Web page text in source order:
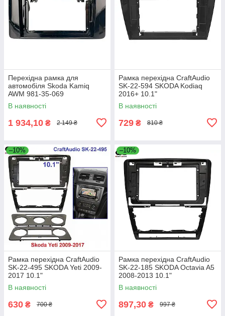
Перехідна рамка для
автомобіля Skoda Kamiq
AWM 981-35-069
В наявності
1 934,10 ₴ 2 149 ₴
Рамка перехідна CraftAudio
SK-22-594 SKODA Kodiaq
2016+ 10.1"
В наявності
729 ₴ 810 ₴
–10%
Рамка перехідна CraftAudio
SK-22-495 SKODA Yeti 2009-
2017 10.1"
В наявності
630 ₴ 700 ₴
–10%
Рамка перехідна CraftAudio
SK-22-185 SKODA Octavia A5
2008-2013 10.1"
В наявності
897,30 ₴ 997 ₴